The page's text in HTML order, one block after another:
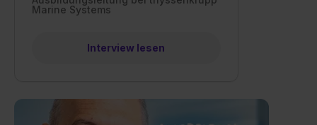
einzelnen Cookies findest du durch Klick auf „Details
Marine Systems
Interview lesen